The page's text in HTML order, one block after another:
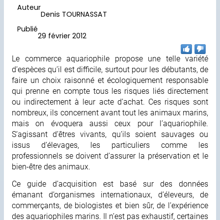
Auteur
Denis TOURNASSAT
Publié
29 février 2012
Le commerce aquariophile propose une telle variété
d’espèces qu’il est difficile, surtout pour les débutants, de
faire un choix raisonné et écologiquement responsable
qui prenne en compte tous les risques liés directement
ou indirectement à leur acte d’achat. Ces risques sont
nombreux, ils concernent avant tout les animaux marins,
mais on évoquera aussi ceux pour l’aquariophile.
S’agissant d’êtres vivants, qu’ils soient sauvages ou
issus d’élevages, les particuliers comme les
professionnels se doivent d’assurer la préservation et le
bien-être des animaux.
Ce guide d’acquisition est basé sur des données
émanant d’organismes internationaux, d’éleveurs, de
commerçants, de biologistes et bien sûr, de l’expérience
des aquariophiles marins. Il n’est pas exhaustif, certaines